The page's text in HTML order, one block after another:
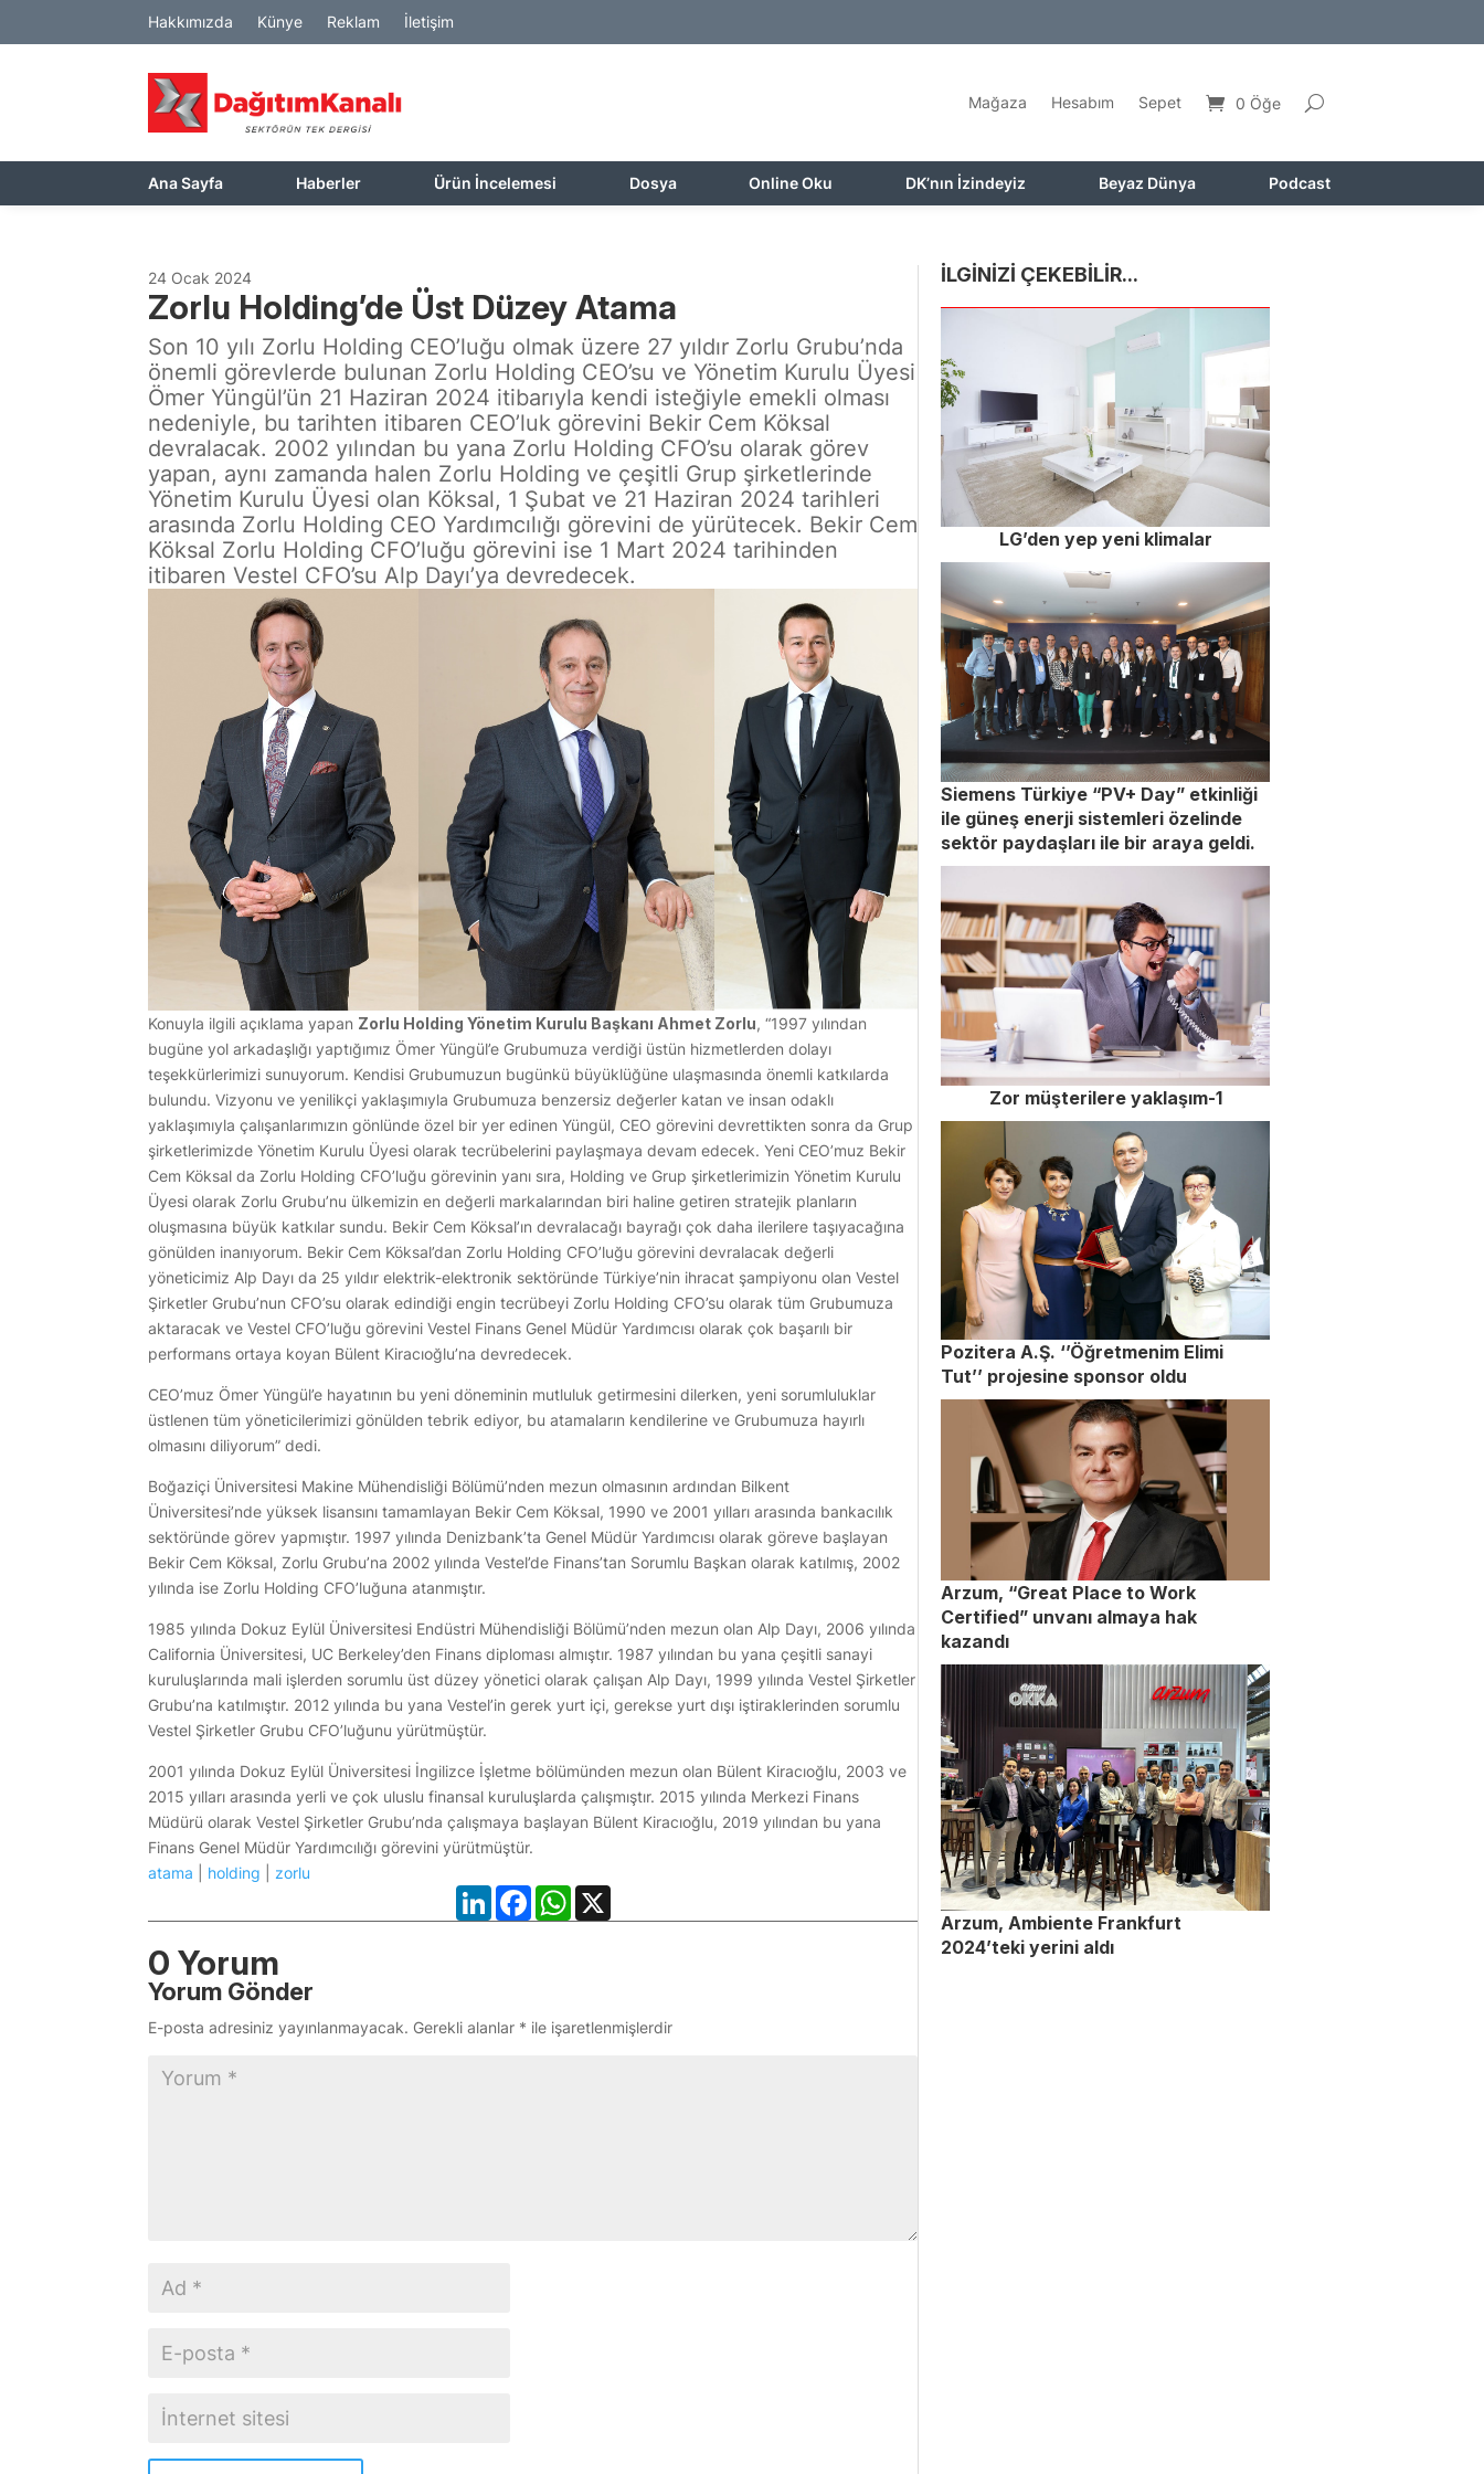
Hakkımızda Künye Reklam İletişim
Mağaza Hesabım Sepet 0 Öğe
Ana Sayfa Haberler Ürün İncelemesi Dosya Online Oku DK’nın İzindeyiz Beyaz Dünya Podcast
24 Ocak 2024
Zorlu Holding’de Üst Düzey Atama
Son 10 yılı Zorlu Holding CEO’luğu olmak üzere 27 yıldır Zorlu Grubu’nda
önemli görevlerde bulunan Zorlu Holding CEO’su ve Yönetim Kurulu Üyesi
Ömer Yüngül’ün 21 Haziran 2024 itibarıyla kendi isteğiyle emekli olması
nedeniyle, bu tarihten itibaren CEO’luk görevini Bekir Cem Köksal
devralacak. 2002 yılından bu yana Zorlu Holding CFO’su olarak görev
yapan, aynı zamanda halen Zorlu Holding ve çeşitli Grup şirketlerinde
Yönetim Kurulu Üyesi olan Köksal, 1 Şubat ve 21 Haziran 2024 tarihleri
arasında Zorlu Holding CEO Yardımcılığı görevini de yürütecek. Bekir Cem
Köksal Zorlu Holding CFO’luğu görevini ise 1 Mart 2024 tarihinden
itibaren Vestel CFO’su Alp Dayı’ya devredecek.
Konuyla ilgili açıklama yapan Zorlu Holding Yönetim Kurulu Başkanı Ahmet Zorlu, “1997 yılından
bugüne yol arkadaşlığı yaptığımız Ömer Yüngül’e Grubumuza verdiği üstün hizmetlerden dolayı
teşekkürlerimizi sunuyorum. Kendisi Grubumuzun bugünkü büyüklüğüne ulaşmasında önemli katkılarda
bulundu. Vizyonu ve yenilikçi yaklaşımıyla Grubumuza benzersiz değerler katan ve insan odaklı
yaklaşımıyla çalışanlarımızın gönlünde özel bir yer edinen Yüngül, CEO görevini devrettikten sonra da Grup
şirketlerimizde Yönetim Kurulu Üyesi olarak tecrübelerini paylaşmaya devam edecek. Yeni CEO’muz Bekir
Cem Köksal da Zorlu Holding CFO’luğu görevinin yanı sıra, Holding ve Grup şirketlerimizin Yönetim Kurulu
Üyesi olarak Zorlu Grubu’nu ülkemizin en değerli markalarından biri haline getiren stratejik planların
oluşmasına büyük katkılar sundu. Bekir Cem Köksal’ın devralacağı bayrağı çok daha ilerilere taşıyacağına
gönülden inanıyorum. Bekir Cem Köksal’dan Zorlu Holding CFO’luğu görevini devralacak değerli
yöneticimiz Alp Dayı da 25 yıldır elektrik-elektronik sektöründe Türkiye’nin ihracat şampiyonu olan Vestel
Şirketler Grubu’nun CFO’su olarak edindiği engin tecrübeyi Zorlu Holding CFO’su olarak tüm Grubumuza
aktaracak ve Vestel CFO’luğu görevini Vestel Finans Genel Müdür Yardımcısı olarak çok başarılı bir
performans ortaya koyan Bülent Kiracıoğlu’na devredecek.
CEO’muz Ömer Yüngül’e hayatının bu yeni döneminin mutluluk getirmesini dilerken, yeni sorumluluklar
üstlenen tüm yöneticilerimizi gönülden tebrik ediyor, bu atamaların kendilerine ve Grubumuza hayırlı
olmasını diliyorum” dedi.
Boğaziçi Üniversitesi Makine Mühendisliği Bölümü’nden mezun olmasının ardından Bilkent
Üniversitesi’nde yüksek lisansını tamamlayan Bekir Cem Köksal, 1990 ve 2001 yılları arasında bankacılık
sektöründe görev yapmıştır. 1997 yılında Denizbank’ta Genel Müdür Yardımcısı olarak göreve başlayan
Bekir Cem Köksal, Zorlu Grubu’na 2002 yılında Vestel’de Finans’tan Sorumlu Başkan olarak katılmış, 2002
yılında ise Zorlu Holding CFO’luğuna atanmıştır.
1985 yılında Dokuz Eylül Üniversitesi Endüstri Mühendisliği Bölümü’nden mezun olan Alp Dayı, 2006 yılında
California Üniversitesi, UC Berkeley’den Finans diploması almıştır. 1987 yılından bu yana çeşitli sanayi
kuruluşlarında mali işlerden sorumlu üst düzey yönetici olarak çalışan Alp Dayı, 1999 yılında Vestel Şirketler
Grubu’na katılmıştır. 2012 yılında bu yana Vestel’in gerek yurt içi, gerekse yurt dışı iştiraklerinden sorumlu
Vestel Şirketler Grubu CFO’luğunu yürütmüştür.
2001 yılında Dokuz Eylül Üniversitesi İngilizce İşletme bölümünden mezun olan Bülent Kiracıoğlu, 2003 ve
2015 yılları arasında yerli ve çok uluslu finansal kuruluşlarda çalışmıştır. 2015 yılında Merkezi Finans
Müdürü olarak Vestel Şirketler Grubu’nda çalışmaya başlayan Bülent Kiracıoğlu, 2019 yılından bu yana
Finans Genel Müdür Yardımcılığı görevini yürütmüştür.
atama
holding
zorlu
LinkedInFacebookWhatsApp
X
0 Yorum
Yorum Gönder
E-posta adresiniz yayınlanmayacak. Gerekli alanlar * ile işaretlenmişlerdir
İLGİNİZİ ÇEKEBİLİR...
LG’den yep yeni klimalar
Siemens Türkiye “PV+ Day” etkinliği
ile güneş enerji sistemleri özelinde
sektör paydaşları ile bir araya geldi.
Zor müşterilere yaklaşım-1
Pozitera A.Ş. ‘’Öğretmenim Elimi
Tut’’ projesine sponsor oldu
Arzum, “Great Place to Work
Certified” unvanı almaya hak
kazandı
Arzum, Ambiente Frankfurt
2024’teki yerini aldı